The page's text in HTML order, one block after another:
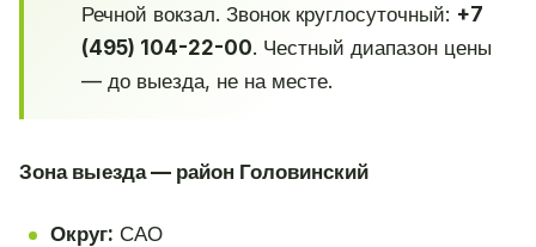
Речной вокзал. Звонок круглосуточный: +7
(495) 104-22-00. Честный диапазон цены
— до выезда, не на месте.
Зона выезда — район Головинский
Округ: САО